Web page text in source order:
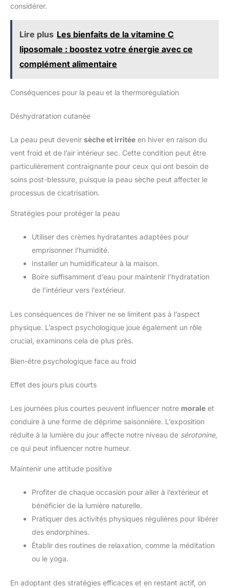
considérer.
Lire plus Les bienfaits de la vitamine C
liposomale : boostez votre énergie avec ce
complément alimentaire
Conséquences pour la peau et la thermorégulation
Déshydratation cutanée
La peau peut devenir sèche et irritée en hiver en raison du
vent froid et de l’air intérieur sec. Cette condition peut être
particulièrement contraignante pour ceux qui ont besoin de
soins post-blessure, puisque la peau sèche peut affecter le
processus de cicatrisation.
Stratégies pour protéger la peau
Utiliser des crèmes hydratantes adaptées pour
emprisonner l’humidité.
Installer un humidificateur à la maison.
Boire suffisamment d’eau pour maintenir l’hydratation
de l’intérieur vers l’extérieur.
Les conséquences de l’hiver ne se limitent pas à l’aspect
physique. L’aspect psychologique joue également un rôle
crucial, examinons cela de plus près.
Bien-être psychologique face au froid
Effet des jours plus courts
Les journées plus courtes peuvent influencer notre morale et
conduire à une forme de déprime saisonnière. L’exposition
réduite à la lumière du jour affecte notre niveau de sérotonine,
ce qui peut influencer notre humeur.
Maintenir une attitude positive
Profiter de chaque occasion pour aller à l’extérieur et
bénéficier de la lumière naturelle.
Pratiquer des activités physiques régulières pour libérer
des endorphines.
Établir des routines de relaxation, comme la méditation
ou le yoga.
En adoptant des stratégies efficaces et en restant actif, on